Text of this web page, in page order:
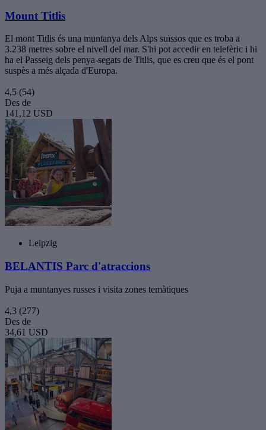
Mount Titlis
El mont Titlis és una muntanya dels Alps suïssos que es troba a
3.238 metres sobre el nivell del mar. S'hi pot accedir en telefèric i hi
ha el Passeig dels penya-segats de Titlis, que es creu que és el pont
suspès a més alçada d'Europa.
4,5 (54)
Des de
141,12 USD
Leipzig
BELANTIS Parc d'atraccions
Puja a muntanyes russes i visita zones temàtiques
4,3 (277)
Des de
34,61 USD